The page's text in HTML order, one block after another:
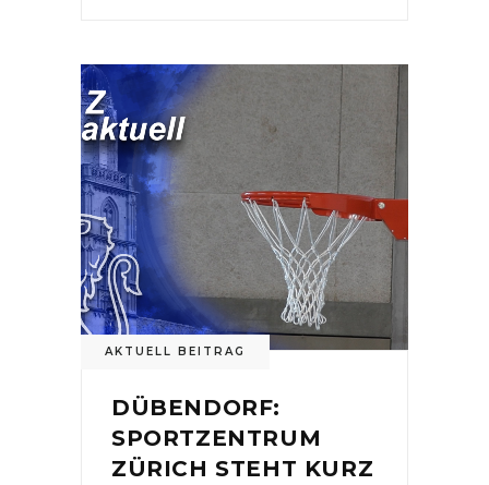
AKTUELL BEITRAG
DÜBENDORF:
SPORTZENTRUM
ZÜRICH STEHT KURZ